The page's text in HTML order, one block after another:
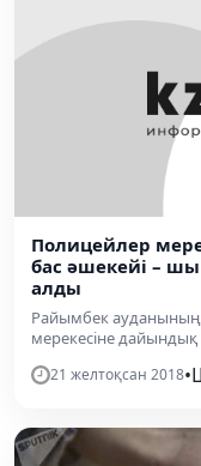
Полицейлер
бас әшекейі –
алды
Райымбек
мерекесіне
21 желтоқсан 2018•